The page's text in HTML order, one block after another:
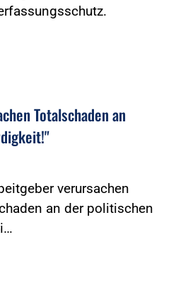
Totalschaden an
verursachen
an der politischen